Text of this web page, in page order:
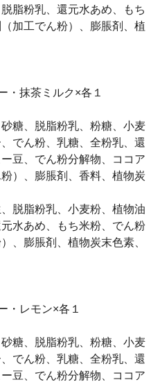
脂粉乳、還元水あめ、もち
加工でん粉）、膨脹剤、植
・抹茶ミルク×各１
糖、脱脂粉乳、粉糖、小麦
でん粉、乳糖、全粉乳、還
豆、でん粉分解物、ココア
）、膨脹剤、香料、植物炭
脱脂粉乳、小麦粉、植物油
水あめ、もち米粉、でん粉
、膨脹剤、植物炭末色素、
・レモン×各１
糖、脱脂粉乳、粉糖、小麦
でん粉、乳糖、全粉乳、還
豆、でん粉分解物、ココア